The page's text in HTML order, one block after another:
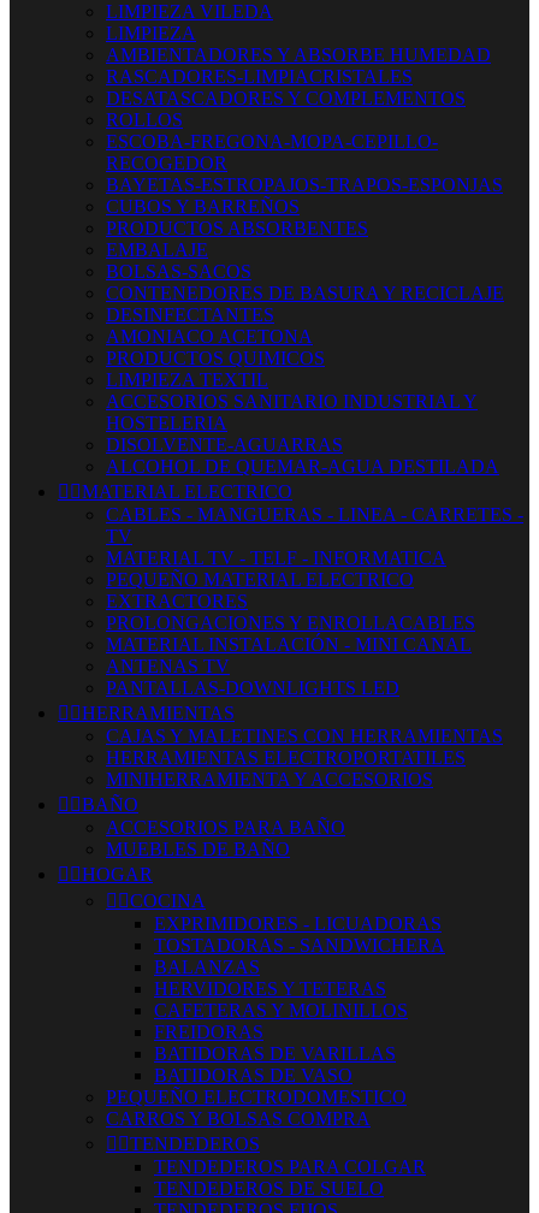
LIMPIEZA VILEDA
LIMPIEZA
AMBIENTADORES Y ABSORBE HUMEDAD
RASCADORES-LIMPIACRISTALES
DESATASCADORES Y COMPLEMENTOS
ROLLOS
ESCOBA-FREGONA-MOPA-CEPILLO-
RECOGEDOR
BAYETAS-ESTROPAJOS-TRAPOS-ESPONJAS
CUBOS Y BARREÑOS
PRODUCTOS ABSORBENTES
EMBALAJE
BOLSAS-SACOS
CONTENEDORES DE BASURA Y RECICLAJE
DESINFECTANTES
AMONIACO ACETONA
PRODUCTOS QUIMICOS
LIMPIEZA TEXTIL
ACCESORIOS SANITARIO INDUSTRIAL Y
HOSTELERIA
DISOLVENTE-AGUARRAS
ALCOHOL DE QUEMAR-AGUA DESTILADA
 MATERIAL ELECTRICO
CABLES - MANGUERAS - LINEA - CARRETES -
TV
MATERIAL TV - TELF - INFORMATICA
PEQUEÑO MATERIAL ELECTRICO
EXTRACTORES
PROLONGACIONES Y ENROLLACABLES
MATERIAL INSTALACIÓN - MINI CANAL
ANTENAS TV
PANTALLAS-DOWNLIGHTS LED
 HERRAMIENTAS
CAJAS Y MALETINES CON HERRAMIENTAS
HERRAMIENTAS ELECTROPORTATILES
MINIHERRAMIENTA Y ACCESORIOS
 BAÑO
ACCESORIOS PARA BAÑO
MUEBLES DE BAÑO
 HOGAR
 COCINA
EXPRIMIDORES - LICUADORAS
TOSTADORAS - SANDWICHERA
BALANZAS
HERVIDORES Y TETERAS
CAFETERAS Y MOLINILLOS
FREIDORAS
BATIDORAS DE VARILLAS
BATIDORAS DE VASO
PEQUEÑO ELECTRODOMESTICO
CARROS Y BOLSAS COMPRA
 TENDEDEROS
TENDEDEROS PARA COLGAR
TENDEDEROS DE SUELO